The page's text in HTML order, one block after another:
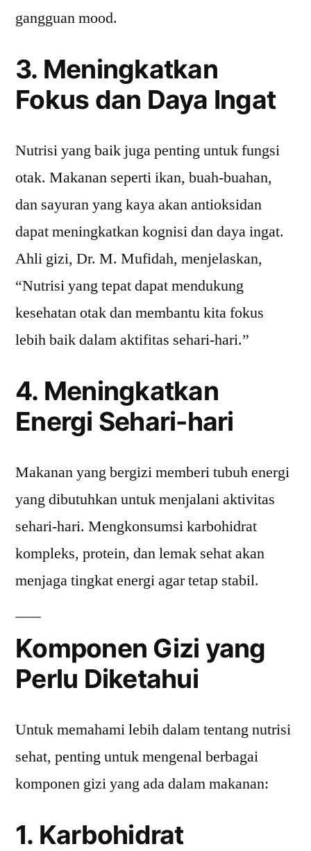
gangguan mood.
3. Meningkatkan
Fokus dan Daya Ingat
Nutrisi yang baik juga penting untuk fungsi
otak. Makanan seperti ikan, buah-buahan,
dan sayuran yang kaya akan antioksidan
dapat meningkatkan kognisi dan daya ingat.
Ahli gizi, Dr. M. Mufidah, menjelaskan,
“Nutrisi yang tepat dapat mendukung
kesehatan otak dan membantu kita fokus
lebih baik dalam aktifitas sehari-hari.”
4. Meningkatkan
Energi Sehari-hari
Makanan yang bergizi memberi tubuh energi
yang dibutuhkan untuk menjalani aktivitas
sehari-hari. Mengkonsumsi karbohidrat
kompleks, protein, dan lemak sehat akan
menjaga tingkat energi agar tetap stabil.
Komponen Gizi yang
Perlu Diketahui
Untuk memahami lebih dalam tentang nutrisi
sehat, penting untuk mengenal berbagai
komponen gizi yang ada dalam makanan:
1. Karbohidrat